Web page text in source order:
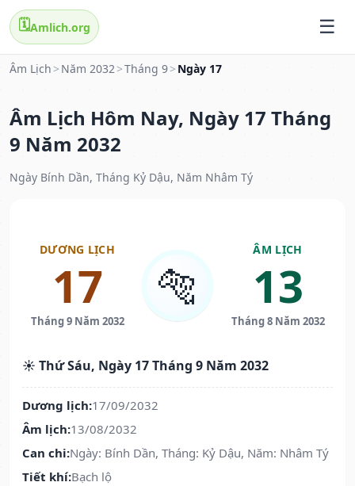
🗓️Amlich.org
Âm Lịch > Năm 2032>Tháng 9> Ngày 17
Âm Lịch Hôm Nay, Ngày 17 Tháng
9 Năm 2032
Ngày Bính Dần, Tháng Kỷ Dậu, Năm Nhâm Tý
DƯƠNG LỊCH
17
Tháng 9 Năm 2032
🐅
ÂM LỊCH
13
Tháng 8 Năm 2032
☀️ Thứ Sáu, Ngày 17 Tháng 9 Năm 2032
Dương lịch:17/09/2032
Âm lịch:13/08/2032
Can chi:Ngày: Bính Dần, Tháng: Kỷ Dậu, Năm: Nhâm Tý
Tiết khí:Bạch lộ